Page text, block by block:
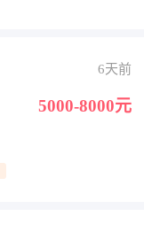
6天前
5000-8000元